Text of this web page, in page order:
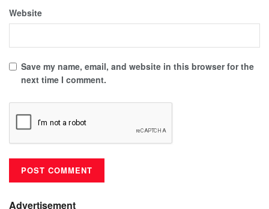
Website
Save my name, email, and website in this browser for the
next time I comment.
Advertisement